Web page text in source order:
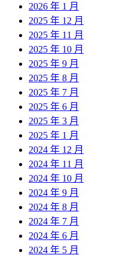
2026 年 1 月
2025 年 12 月
2025 年 11 月
2025 年 10 月
2025 年 9 月
2025 年 8 月
2025 年 7 月
2025 年 6 月
2025 年 3 月
2025 年 1 月
2024 年 12 月
2024 年 11 月
2024 年 10 月
2024 年 9 月
2024 年 8 月
2024 年 7 月
2024 年 6 月
2024 年 5 月